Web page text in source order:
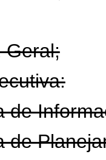
Geral;
de
de